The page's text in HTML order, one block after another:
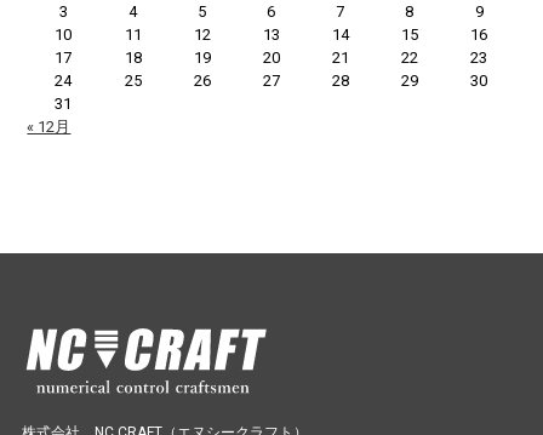
3
4 5 6 7 8
9
10
11 12 13 14 15
16
17
18 19 20 21 22
23
24
25 26 27 28 29
30
31
« 12月